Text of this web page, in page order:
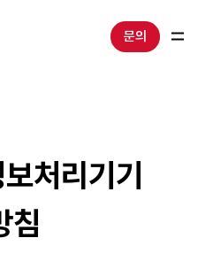
문의
처리기기
침